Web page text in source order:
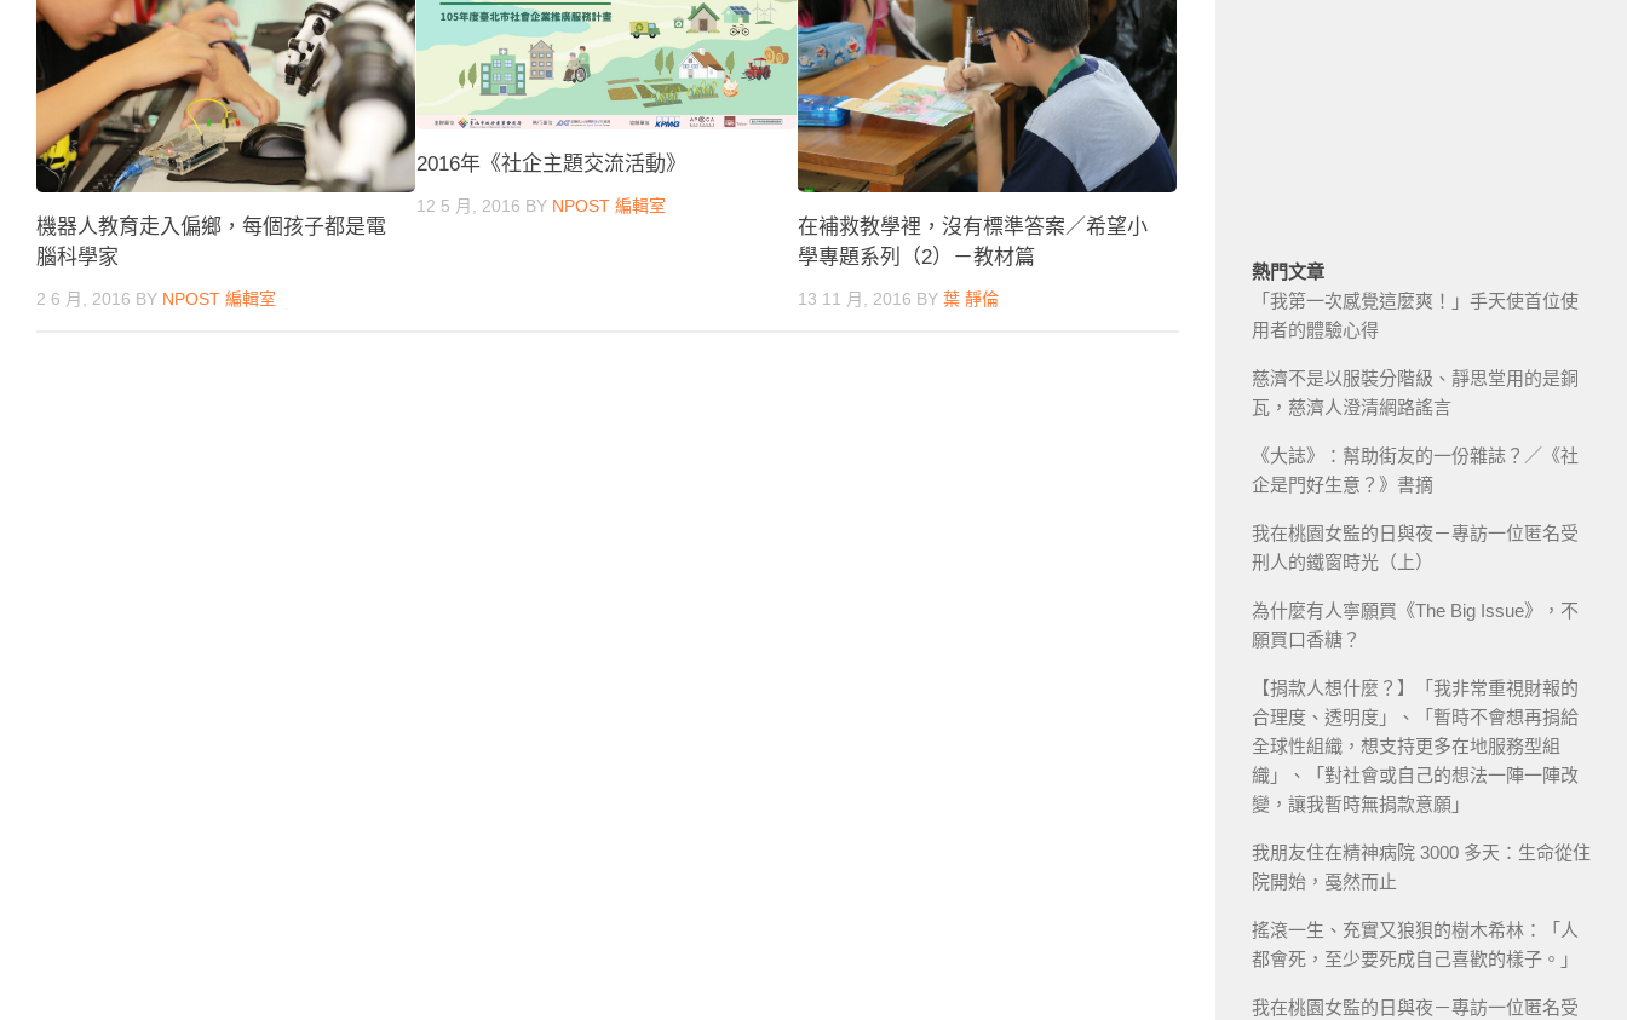
機器人教育走入偏鄉，每個孩子都是電
腦科學家
2 6 月, 2016 BY NPOST 編輯室
2016年《社企主題交流活動》
12 5 月, 2016 BY NPOST 編輯室
在補救教學裡，沒有標準答案／希望小
學專題系列（2）－教材篇
13 11 月, 2016 BY 葉 靜倫
熱門文章
「我第一次感覺這麼爽！」手天使首位使
用者的體驗心得
慈濟不是以服裝分階級、靜思堂用的是銅
瓦，慈濟人澄清網路謠言
《大誌》：幫助街友的一份雜誌？／《社
企是門好生意？》書摘
我在桃園女監的日與夜－專訪一位匿名受
刑人的鐵窗時光（上）
為什麼有人寧願買《The Big Issue》，不
願買口香糖？
【捐款人想什麼？】「我非常重視財報的
合理度、透明度」、「暫時不會想再捐給
全球性組織，想支持更多在地服務型組
織」、「對社會或自己的想法一陣一陣改
變，讓我暫時無捐款意願」
我朋友住在精神病院 3000 多天：生命從住
院開始，戞然而止
搖滾一生、充實又狼狽的樹木希林：「人
都會死，至少要死成自己喜歡的樣子。」
我在桃園女監的日與夜－專訪一位匿名受